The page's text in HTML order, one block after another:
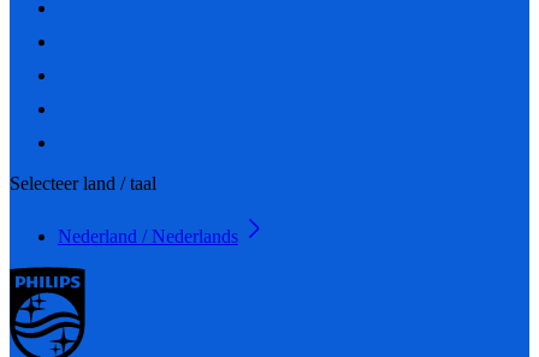
Selecteer land / taal
Nederland / Nederlands